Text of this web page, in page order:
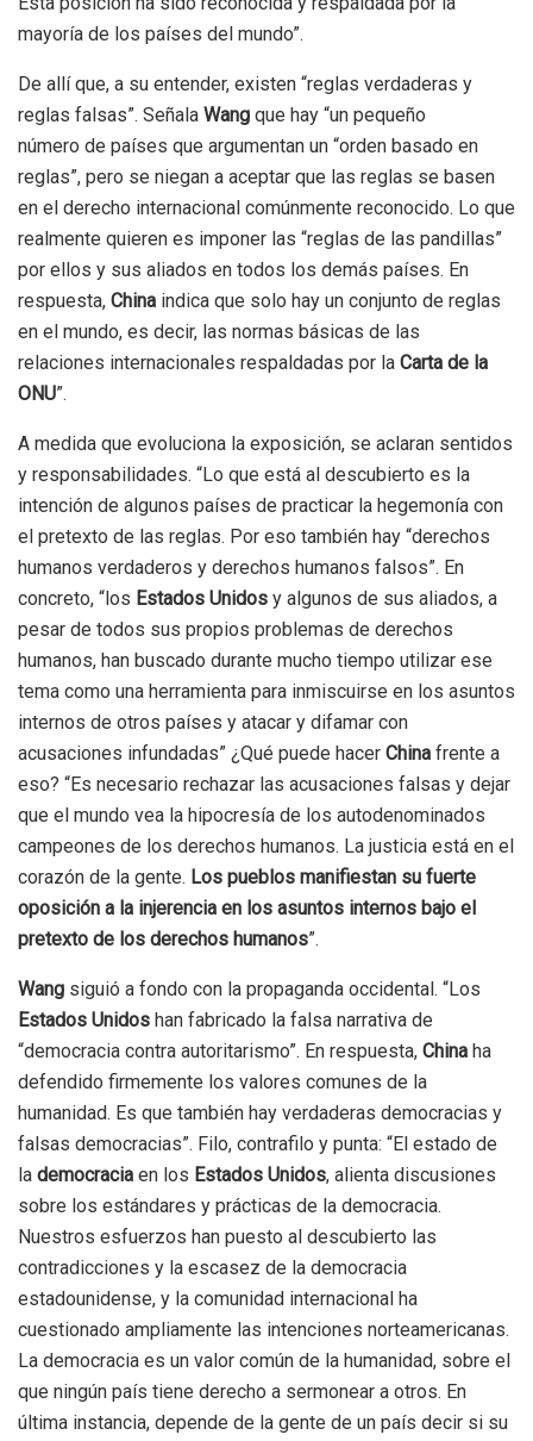
mayoría de los países del mundo”.
De allí que, a su entender, existen “reglas verdaderas y
reglas falsas”. Señala Wang que hay “un pequeño
número de países que argumentan un “orden basado en
reglas”, pero se niegan a aceptar que las reglas se basen
en el derecho internacional comúnmente reconocido. Lo que
realmente quieren es imponer las “reglas de las pandillas”
por ellos y sus aliados en todos los demás países. En
respuesta, China indica que solo hay un conjunto de reglas
en el mundo, es decir, las normas básicas de las
relaciones internacionales respaldadas por la Carta de la
ONU”.
A medida que evoluciona la exposición, se aclaran sentidos
y responsabilidades. “Lo que está al descubierto es la
intención de algunos países de practicar la hegemonía con
el pretexto de las reglas. Por eso también hay “derechos
humanos verdaderos y derechos humanos falsos”. En
concreto, “los Estados Unidos y algunos de sus aliados, a
pesar de todos sus propios problemas de derechos
humanos, han buscado durante mucho tiempo utilizar ese
tema como una herramienta para inmiscuirse en los asuntos
internos de otros países y atacar y difamar con
acusaciones infundadas” ¿Qué puede hacer China frente a
eso? “Es necesario rechazar las acusaciones falsas y dejar
que el mundo vea la hipocresía de los autodenominados
campeones de los derechos humanos. La justicia está en el
corazón de la gente. Los pueblos manifiestan su fuerte
oposición a la injerencia en los asuntos internos bajo el
pretexto de los derechos humanos”.
Wang siguió a fondo con la propaganda occidental. “Los
Estados Unidos han fabricado la falsa narrativa de
“democracia contra autoritarismo”. En respuesta, China ha
defendido firmemente los valores comunes de la
humanidad. Es que también hay verdaderas democracias y
falsas democracias”. Filo, contrafilo y punta: “El estado de
la democracia en los Estados Unidos, alienta discusiones
sobre los estándares y prácticas de la democracia.
Nuestros esfuerzos han puesto al descubierto las
contradicciones y la escasez de la democracia
estadounidense, y la comunidad internacional ha
cuestionado ampliamente las intenciones norteamericanas.
La democracia es un valor común de la humanidad, sobre el
que ningún país tiene derecho a sermonear a otros. En
última instancia, depende de la gente de un país decir si su